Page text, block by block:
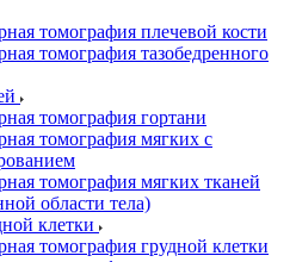
томография плечевой кости
томография тазобедренного
томография гортани
томография мягких с
томография мягких тканей
области тела)
клетки
томография грудной клетки